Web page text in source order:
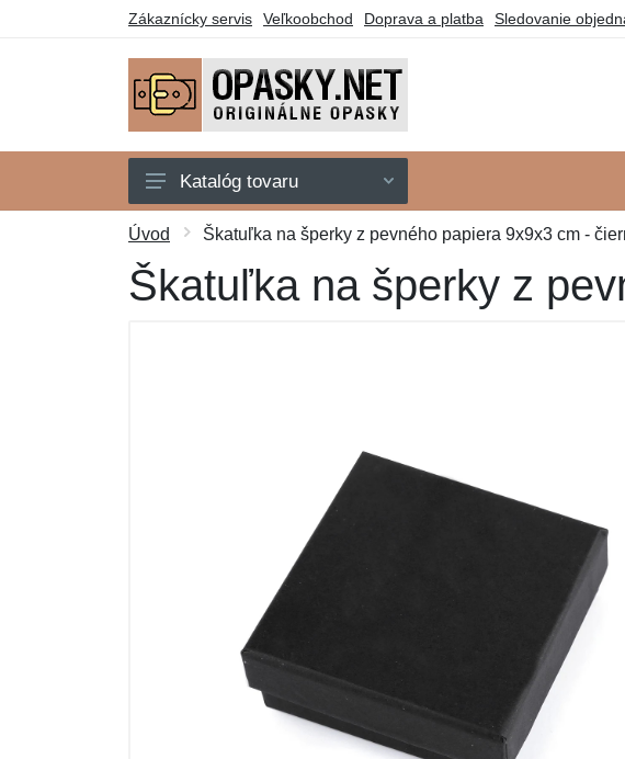
Zákaznícky servis Veľkoobchod Doprava a platba Sledovanie
Štátne symboly
Motorkári
Ostatné a príslušenstvo
Katalóg tovaru
Úvod Škatuľka na šperky z pevného papiera 9x9x3 cm -
Škatuľka na šperky z